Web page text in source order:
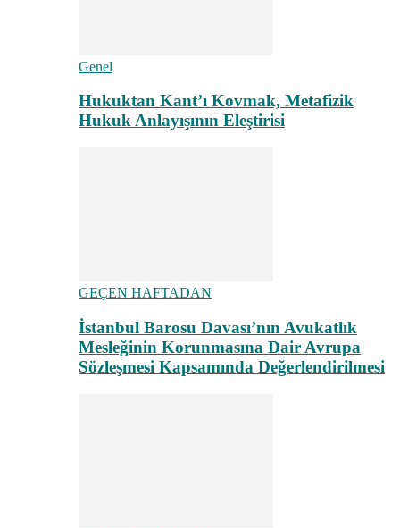
Genel
Hukuktan Kant’ı Kovmak, Metafizik
Hukuk Anlayışının Eleştirisi
GEÇEN HAFTADAN
İstanbul Barosu Davası’nın Avukatlık
Mesleğinin Korunmasına Dair Avrupa
Sözleşmesi Kapsamında Değerlendirilmesi